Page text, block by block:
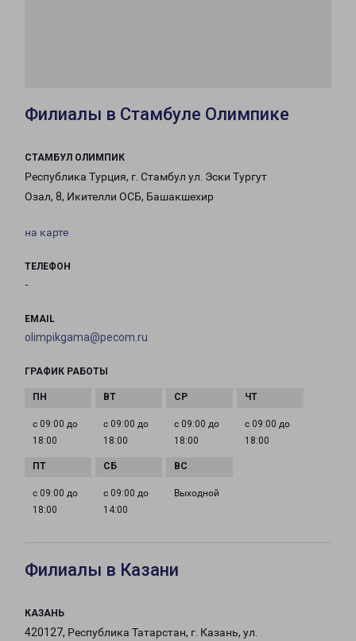
Филиалы в Стамбуле Олимпике
СТАМБУЛ ОЛИМПИК
Республика Турция, г. Стамбул ул. Эски Тургут
Озал, 8, Икителли ОСБ, Башакшехир
на карте
ТЕЛЕФОН
-
EMAIL
olimpikgama@pecom.ru
ГРАФИК РАБОТЫ
с 09:00 до
18:00
с 09:00 до
18:00
с 09:00 до
18:00
с 09:00 до
18:00
с 09:00 до
18:00
с 09:00 до
14:00
Выходной
Филиалы в Казани
КАЗАНЬ
420127, Республика Татарстан, г. Казань, ул.